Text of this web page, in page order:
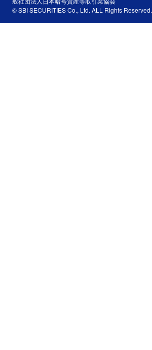
© SBI SECURITIES Co., Ltd. ALL Rights Reserved.